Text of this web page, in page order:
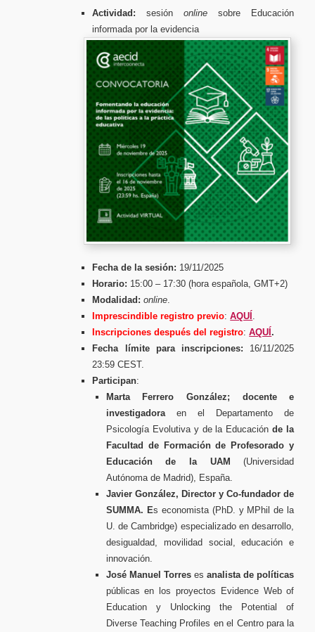
Actividad: sesiónonline sobre Educación
informada por la evidencia
Fecha de la sesión: 19/11/2025
Horario: 15:00 – 17:30 (hora española, GMT+2)
Modalidad: online
Imprescindible registro previo:AQUÍ
Inscripciones después del registro:AQUÍ.
Fecha límite para inscripciones: 16/11/2025
23:59 CEST.
Participan:
Marta Ferrero González;
docente e
investigadora en el Departamento de
Psicología Evolutiva y de la Educación de la
Facultad de Formación de Profesorado y
Educación de la UAM
(Universidad
Autónoma de Madrid), España.
Javier González, Director y Co-fundador de
SUMMA. Es economista (PhD. y MPhil de la
U. de Cambridge) especializado en desarrollo,
desigualdad, movilidad social, educación e
innovación.
José Manuel Torresesanalista de políticas
públicas en los proyectos Evidence Web of
Education y Unlocking the Potential of
Diverse Teaching Profiles en el Centro para la